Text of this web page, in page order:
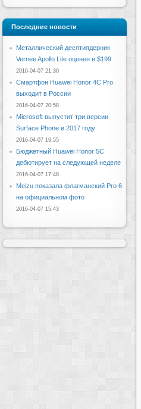
Последние новости
Металлический десятиядерник
Vernee Apollo Lite оценен в $199
2016-04-07 21:30
Смартфон Huawei Honor 4C Pro
выходит в России
2016-04-07 20:58
Microsoft выпустит три версии
Surface Phone в 2017 году
2016-04-07 19:55
Бюджетный Huawei Honor 5C
дебютирует на следующей неделе
2016-04-07 17:48
Meizu показала флагманский Pro 6
на официальном фото
2016-04-07 15:43